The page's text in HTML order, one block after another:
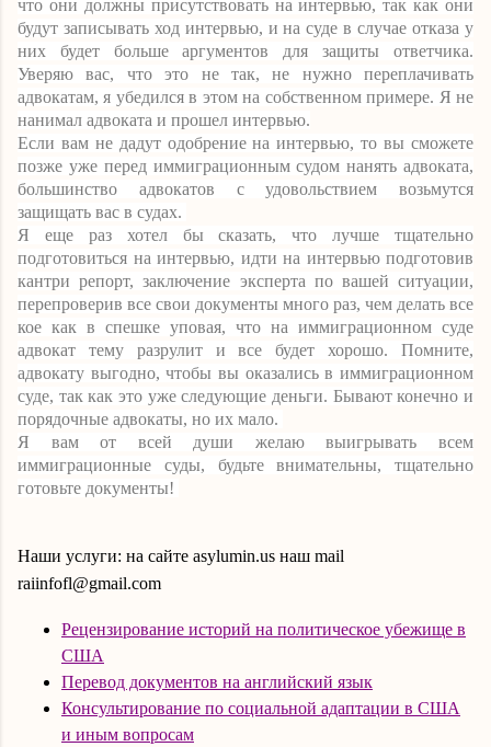
что они должны присутствовать на интервью, так как они
будут записывать ход интервью, и на суде в случае отказа у
них будет больше аргументов для защиты ответчика.
Уверяю вас, что это не так, не нужно переплачивать
адвокатам, я убедился в этом на собственном примере. Я не
нанимал адвоката и прошел интервью.
Если вам не дадут одобрение на интервью, то вы сможете
позже уже перед иммиграционным судом нанять адвоката,
большинство адвокатов с удовольствием возьмутся
защищать вас в судах.
Я еще раз хотел бы сказать, что лучше тщательно
подготовиться на интервью, идти на интервью подготовив
кантри репорт, заключение эксперта по вашей ситуации,
перепроверив все свои документы много раз, чем делать все
кое как в спешке уповая, что на иммиграционном суде
адвокат тему разрулит и все будет хорошо. Помните,
адвокату выгодно, чтобы вы оказались в иммиграционном
суде, так как это уже следующие деньги. Бывают конечно и
порядочные адвокаты, но их мало.
Я вам от всей души желаю выигрывать всем
иммиграционные суды, будьте внимательны, тщательно
готовьте документы!
Наши услуги: на сайте asylumin.us наш mail
raiinfofl@gmail.com
Рецензирование историй на политическое убежище в
США
Перевод документов на английский язык
Консультирование по социальной адаптации в США
и иным вопросам